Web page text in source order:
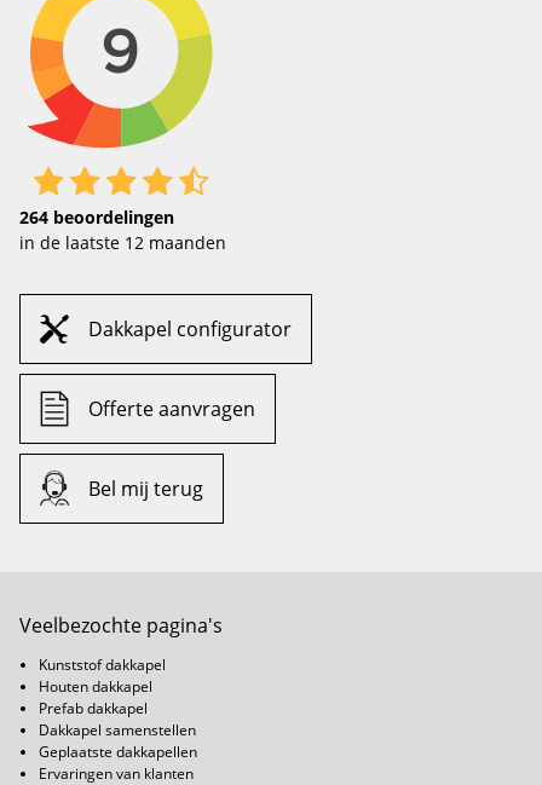
264 beoordelingen
in de laatste 12 maanden
Dakkapel configurator
Offerte aanvragen
Bel mij terug
Veelbezochte pagina's
Kunststof dakkapel
Houten dakkapel
Prefab dakkapel
Dakkapel samenstellen
Geplaatste dakkapellen
Ervaringen van klanten